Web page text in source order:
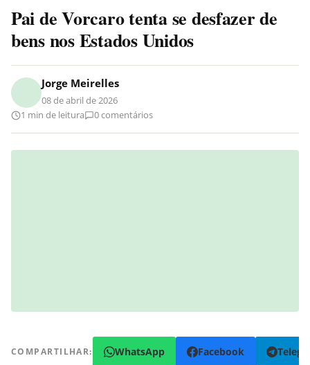
Pai de Vorcaro tenta se desfazer de
bens nos Estados Unidos
Jorge Meirelles
08 de abril de 2026
1 min de leitura
0 comentários
COMPARTILHAR: WhatsApp Facebook